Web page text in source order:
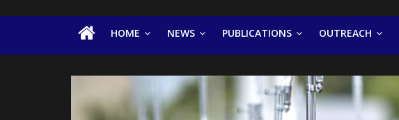
HOME NEWS PUBLICATIONS OUTREACH